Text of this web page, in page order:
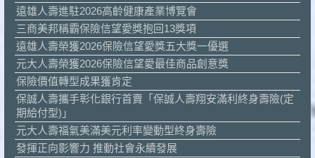
遠雄人壽進駐2026高齡健康產業博覽會
三商美邦稱霸保險信望愛獎抱回13獎項
遠雄人壽榮獲2026保險信望愛獎五大獎一優選
元大人壽榮獲2026保險信望愛最佳商品創意獎
保險價值轉型成果獲肯定
保誠人壽攜手彰化銀行首賣「保誠人壽翔安滿利終身壽險(定
期給付型)」
元大人壽福氣美滿美元利率變動型終身壽險
發揮正向影響力 推動社會永續發展